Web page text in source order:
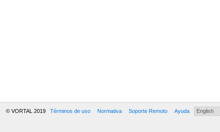
© VORTAL 2019 Términos de uso Normativa Soporte Remoto Ayuda